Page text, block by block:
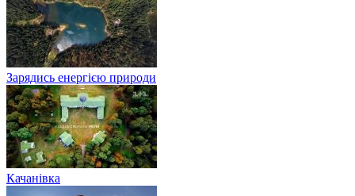
Зарядись енергією природи
Качанівка